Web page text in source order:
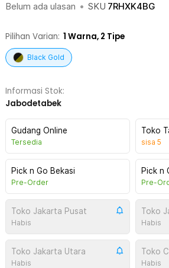
Belum ada ulasan • SKU 7RHXK4BG
Pilihan Varian: 1 Warna, 2 Tipe
Black Gold
Informasi Stok:
Jabodetabek
Gudang Online
Tersedia
Toko
sisa 5
Pick n Go Bekasi
Pre-Order
Pick n
Pre-
Toko Jakarta Pusat
Habis
Toko
Habis
Toko Jakarta Utara
Habis
Toko
Habis